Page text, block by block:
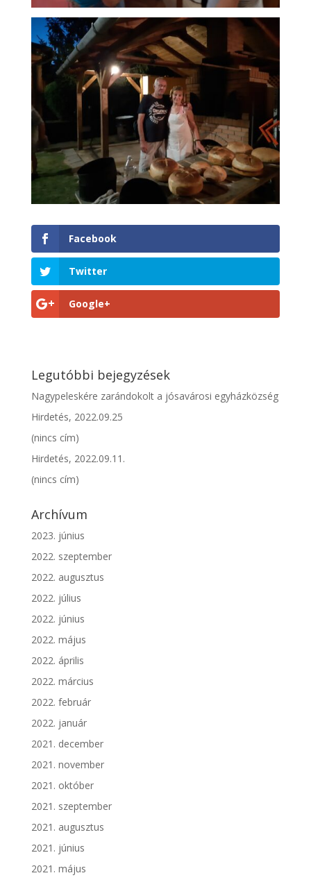
Facebook
Twitter
Google+
Legutóbbi bejegyzések
Nagypeleskére zarándokolt a jósavárosi egyházközség
Hirdetés, 2022.09.25
(nincs cím)
Hirdetés, 2022.09.11.
(nincs cím)
Archívum
2023. június
2022. szeptember
2022. augusztus
2022. július
2022. június
2022. május
2022. április
2022. március
2022. február
2022. január
2021. december
2021. november
2021. október
2021. szeptember
2021. augusztus
2021. június
2021. május